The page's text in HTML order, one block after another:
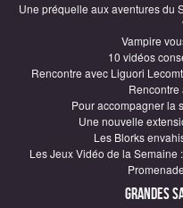
Une préquelle aux aventures du
Vampire
10 vidéos
Rencontre avec Liguori
Rencontre
Pour accompagner la
Une nouvelle
Les Blorks
Les Jeux Vidéo de la Semaine
Grandes